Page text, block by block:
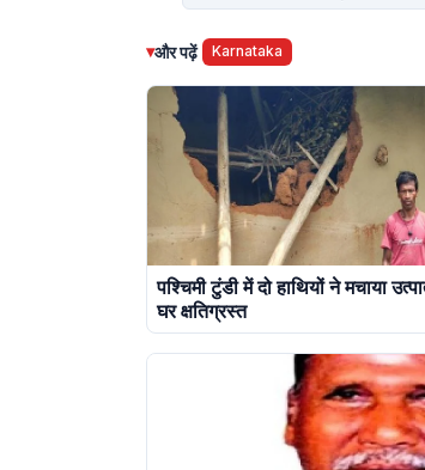
▾और पढ़ें Karnataka
पश्चिमी टुंडी में दो हाथियों ने मचाया
घर क्षतिग्रस्त